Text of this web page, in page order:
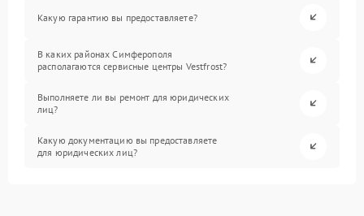
Какую гарантию вы предоставляете?
В каких районах Симферополя
располагаются сервисные центры Vestfrost?
Выполняете ли вы ремонт для юридических
лиц?
Какую документацию вы предоставляете
для юридических лиц?